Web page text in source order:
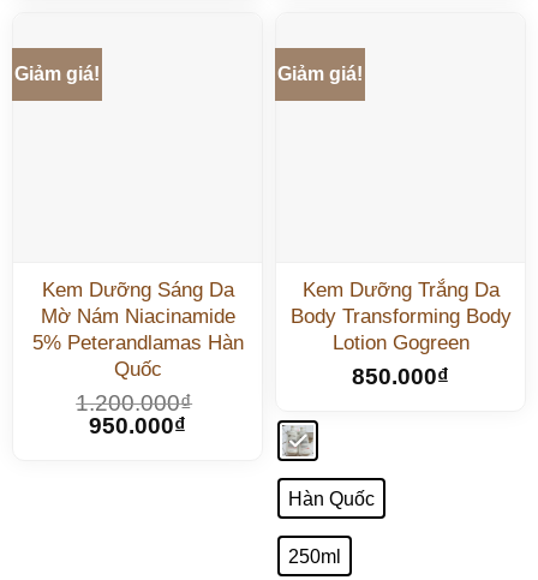
Giảm giá!
Kem Dưỡng Sáng Da
Mờ Nám Niacinamide
5% Peterandlamas Hàn
Quốc
1.200.000₫
950.000₫
Giảm giá!
Kem Dưỡng Trắng Da
Body Transforming Body
Lotion Gogreen
850.000₫
Hàn Quốc
250ml